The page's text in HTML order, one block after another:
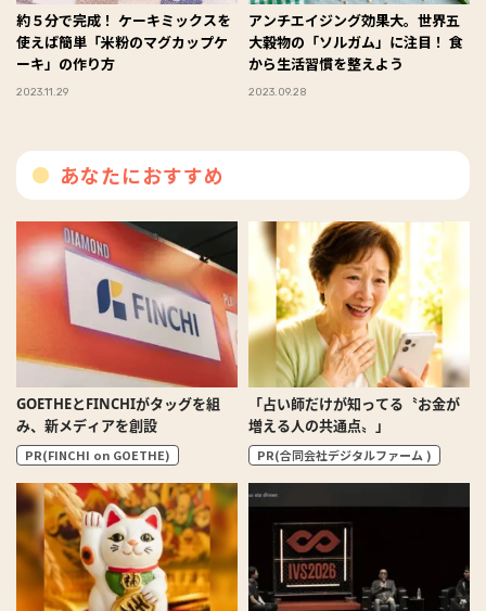
約５分で完成！ ケーキミックスを
使えば簡単「米粉のマグカップケ
ーキ」の作り方
2023.11.29
アンチエイジング効果大。世界五
大穀物の「ソルガム」に注目！ 食
から生活習慣を整えよう
2023.09.28
あなたにおすすめ
GOETHEとFINCHIがタッグを組
み、新メディアを創設
PR(FINCHI on GOETHE)
「占い師だけが知ってる〝お金が
増える人の共通点〟」
PR(合同会社デジタルファーム )